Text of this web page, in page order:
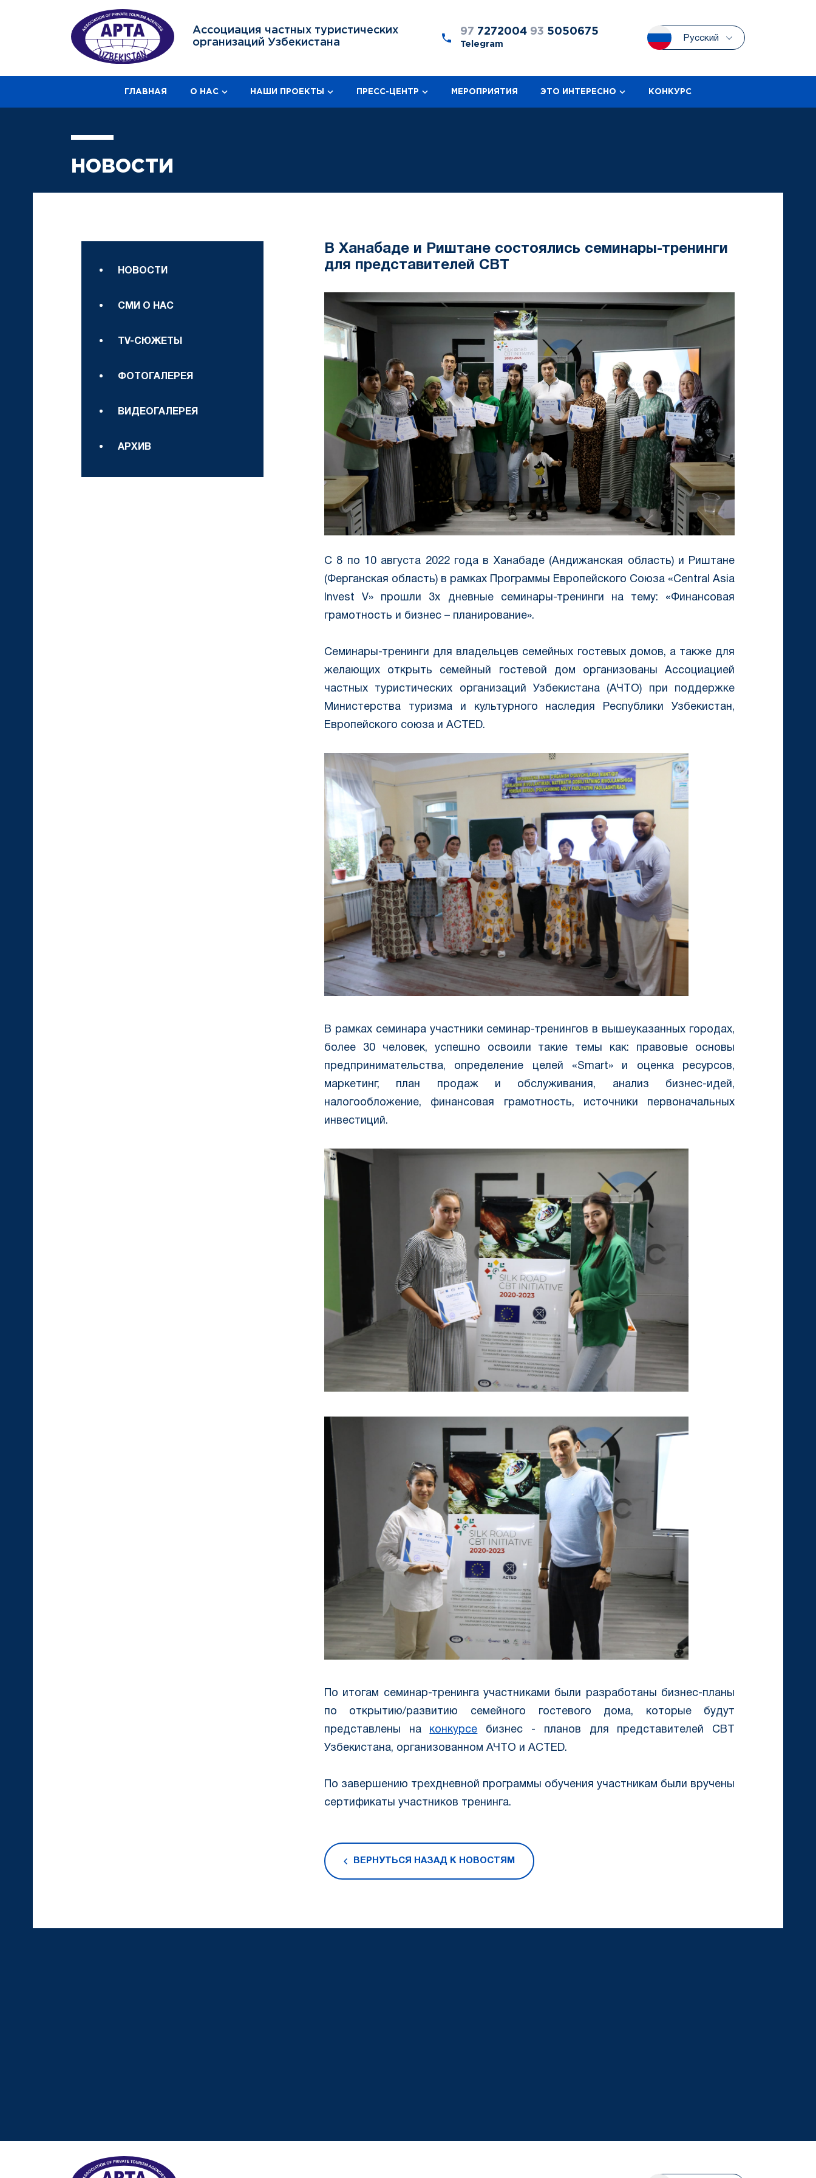
Ассоциация частных туристических
организаций Узбекистана
97 7272004 93 5050675
Telegram
Русский
ГЛАВНАЯ О НАС НАШИ ПРОЕКТЫ ПРЕСС-ЦЕНТР МЕРОПРИЯТИЯ ЭТО ИНТЕРЕСНО КОНКУРС
НОВОСТИ
НОВОСТИ
СМИ О НАС
TV-СЮЖЕТЫ
ФОТОГАЛЕРЕЯ
ВИДЕОГАЛЕРЕЯ
АРХИВ
В Ханабаде и Риштане состоялись семинары-тренинги
для представителей CBT
С 8 по 10 августа 2022 года в Ханабаде (Андижанская область) и Риштане
(Ферганская область) в рамках Программы Европейского Союза «Central Asia
Invest V» прошли 3х дневные семинары-тренинги на тему: «Финансовая
грамотность и бизнес – планирование».
Семинары-тренинги для владельцев семейных гостевых домов, а также для
желающих открыть семейный гостевой дом организованы Ассоциацией
частных туристических организаций Узбекистана (АЧТО) при поддержке
Министерства туризма и культурного наследия Республики Узбекистан,
Европейского союза и ACTED.
В рамках семинара участники семинар-тренингов в вышеуказанных городах,
более 30 человек, успешно освоили такие темы как: правовые основы
предпринимательства, определение целей «Smart» и оценка ресурсов,
маркетинг, план продаж и обслуживания, анализ бизнес-идей,
налогообложение, финансовая грамотность, источники первоначальных
инвестиций.
По итогам семинар-тренинга участниками были разработаны бизнес-планы
по открытию/развитию семейного гостевого дома, которые будут
представлены на конкурсе бизнес - планов для представителей CBT
Узбекистана, организованном АЧТО и ACTED.
По завершению трехдневной программы обучения участникам были вручены
сертификаты участников тренинга.
ВЕРНУТЬСЯ НАЗАД К НОВОСТЯМ